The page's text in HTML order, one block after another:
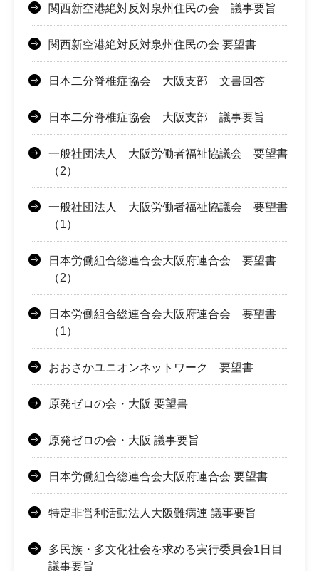
関西新空港絶対反対泉州住民の会 議事要旨
関西新空港絶対反対泉州住民の会 要望書
日本二分脊椎症協会 大阪支部 文書回答
日本二分脊椎症協会 大阪支部 議事要旨
一般社団法人 大阪労働者福祉協議会 要望書
（2）
一般社団法人 大阪労働者福祉協議会 要望書
（1）
日本労働組合総連合会大阪府連合会 要望書
（2）
日本労働組合総連合会大阪府連合会 要望書
（1）
おおさかユニオンネットワーク 要望書
原発ゼロの会・大阪 要望書
原発ゼロの会・大阪 議事要旨
日本労働組合総連合会大阪府連合会 要望書
特定非営利活動法人大阪難病連 議事要旨
多民族・多文化社会を求める実行委員会1日目
議事要旨